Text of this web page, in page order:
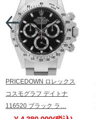
PRICEDOWN ロレックス
コスモグラフ デイトナ
116520 ブラック ラ…